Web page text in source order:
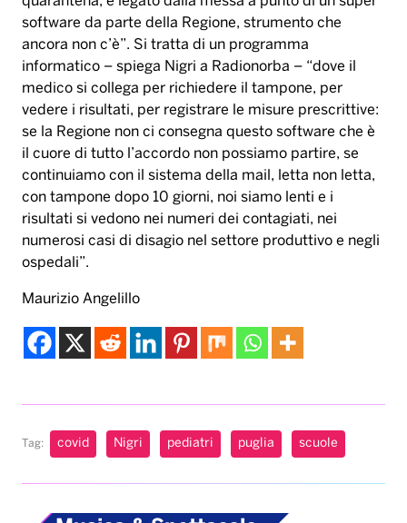
il cuore di tutto l’accordo non possiamo partire, se
continuiamo con il sistema della mail, letta non letta,
con tampone dopo 10 giorni, noi siamo lenti e i
risultati si vedono nei numeri dei contagiati, nei
numerosi casi di disagio nel settore produttivo e negli
ospedali”.
Maurizio Angelillo
Tag: covid Nigri
suo nuovo album “No
sentir tanto”